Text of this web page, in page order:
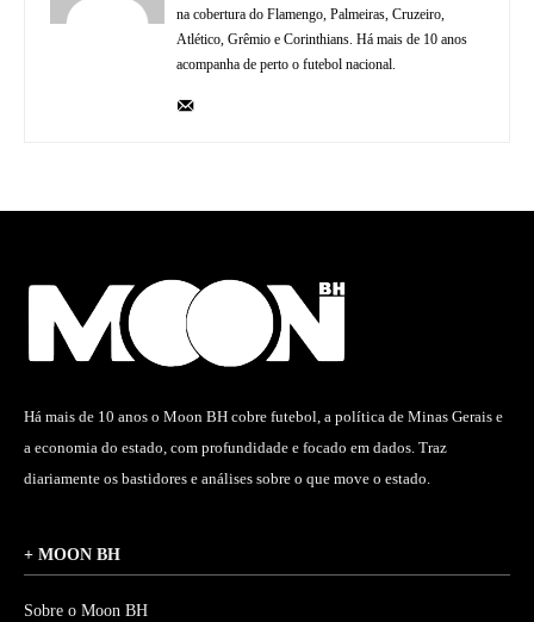
na cobertura do Flamengo, Palmeiras, Cruzeiro,
Atlético, Grêmio e Corinthians. Há mais de 10 anos
acompanha de perto o futebol nacional.
Há mais de 10 anos o Moon BH cobre futebol, a política de Minas Gerais e
a economia do estado, com profundidade e focado em dados. Traz
diariamente os bastidores e análises sobre o que move o estado.
+ MOON BH
Sobre o Moon BH